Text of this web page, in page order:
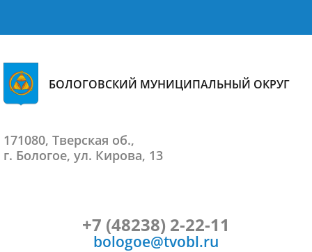
БОЛОГОВСКИЙ МУНИЦИПАЛЬНЫЙ ОКРУГ
171080, Тверская об.,
г. Бологое, ул. Кирова, 13
+7 (48238) 2-22-11
bologoe@tvobl.ru